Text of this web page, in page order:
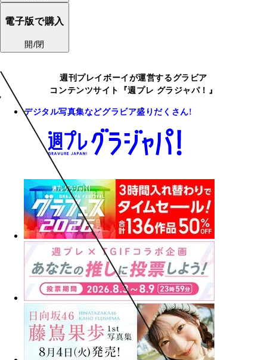
電子版で購入
開/閉
週刊プレイボーイが運営するグラビア
コンテンツサイト『週プレ グラジャパ！』
デジタル写真集などグラビア盛りだくさん!